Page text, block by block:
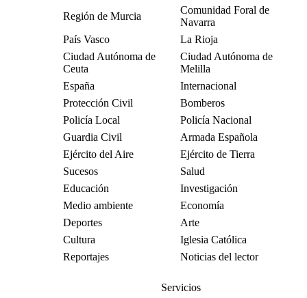
Región de Murcia
Comunidad Foral de
Navarra
País Vasco
La Rioja
Ciudad Autónoma de
Ceuta
Ciudad Autónoma de
Melilla
España
Internacional
Protección Civil
Bomberos
Policía Local
Policía Nacional
Guardia Civil
Armada Española
Ejército del Aire
Ejército de Tierra
Sucesos
Salud
Educación
Investigación
Medio ambiente
Economía
Deportes
Arte
Cultura
Iglesia Católica
Reportajes
Noticias del lector
Servicios